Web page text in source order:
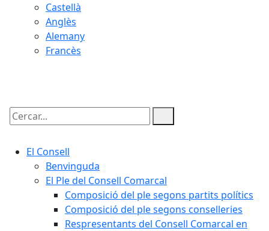
Castellà
Anglès
Alemany
Francès
Cercar:
El Consell
Benvinguda
El Ple del Consell Comarcal
Composició del ple segons partits polítics
Composició del ple segons conselleries
Respresentants del Consell Comarcal en